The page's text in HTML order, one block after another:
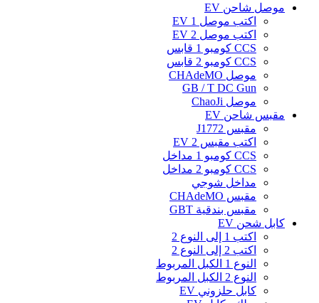
موصل شاحن EV
اكتب موصل 1 EV
اكتب موصل 2 EV
CCS كومبو 1 قابس
CCS كومبو 2 قابس
موصل CHAdeMO
GB / T DC Gun
موصل ChaoJi
مقبس شاحن EV
مقبس J1772
اكتب مقبس EV 2
CCS كومبو 1 مداخل
CCS كومبو 2 مداخل
مداخل شوجي
مقبس CHAdeMO
مقبس بندقية GBT
كابل شحن EV
اكتب 1 إلى النوع 2
اكتب 2 إلى النوع 2
النوع 1 الكبل المربوط
النوع 2 الكبل المربوط
كابل حلزوني EV